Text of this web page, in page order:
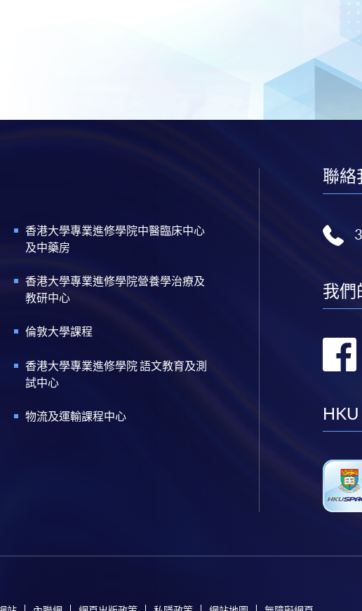
香港大學專業進修學院中醫臨床中心
及中藥房
香港大學專業進修學院營養學治療及
教研中心
倫敦大學課程
香港大學專業進修學院 語文教育及測
試中心
物流及運輸課程中心
聯絡
我們
HKU